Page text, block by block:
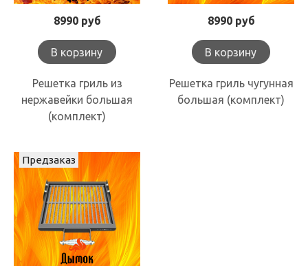
8990 руб
В корзину
Решетка гриль из
нержавейки большая
(комплект)
8990 руб
В корзину
Решетка гриль чугунная
большая (комплект)
Предзаказ